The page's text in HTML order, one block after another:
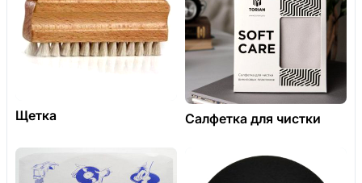
Щетка Салфетка для чистки